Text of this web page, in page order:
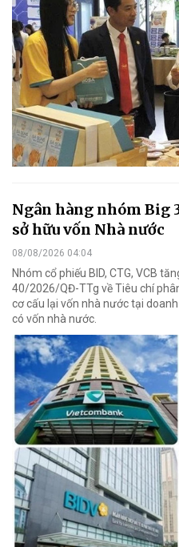
Ngân hàng nhóm Big
sở hữu vốn Nhà nước
08/08/2026 04:04
Nhóm cổ phiếu BID, CTG, VCB
40/2026/QĐ-TTg về Tiêu chí
cơ cấu lại vốn nhà nước tại
có vốn nhà nước.